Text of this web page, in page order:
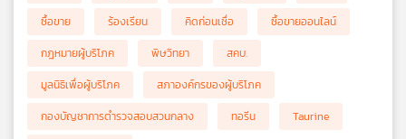
ซื้อขาย
ร้องเรียน คิดก่อนเชื่อ
ซื้อขายออนไลน์
กฎหมายผู้บริโภค
พิษวิทยา
สคบ.
มูลนิธิเพื่อผู้บริโภค
สภาองค์กรของผู้บริโภค
กองบัญชาการตำรวจสอบสวนกลาง
ทอรีน
Taurine